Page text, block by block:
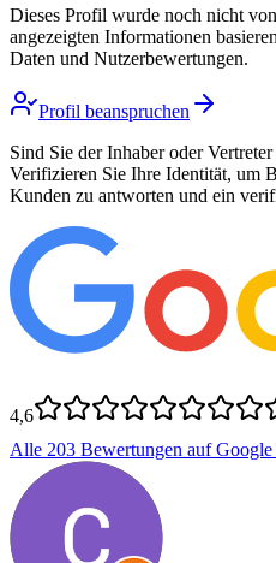
Dieses Profil wurde noch nicht von
angezeigten Informationen
Daten und Nutzerbewertungen.
Profil beanspruchen
Sind Sie der Inhaber oder
Verifizieren Sie Ihre Identität, um
Kunden zu antworten und ein
4,6
Alle 203 Bewertungen auf Google